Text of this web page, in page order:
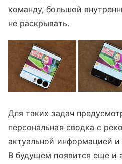
команду, большой
не раскрывать.
Для таких задач
персональная сводка с
актуальной информацией
В будущем появится еще и